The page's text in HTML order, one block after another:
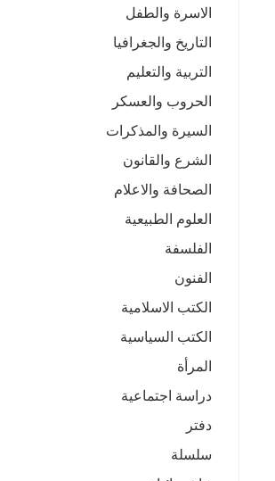
الاسرة والطفل
التاريخ والجغرافيا
التربية والتعليم
الحروب والعسكر
السيرة والمذكرات
الشرع والقانون
الصحافة والاعلام
العلوم الطبيعية
الفلسفة
الفنون
الكتب الاسلامية
الكتب السياسية
المرأة
دراسة اجتماعية
دفتر
سلسلة